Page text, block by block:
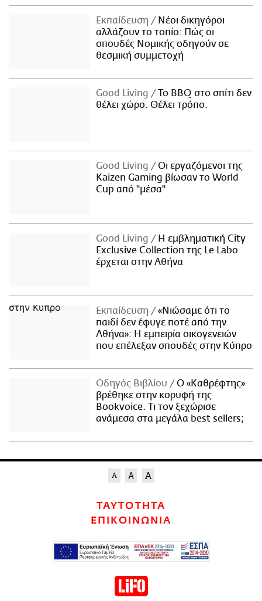
Εκπαίδευση
Νέοι δικηγόροι
αλλάζουν το τοπίο: Πώς οι
σπουδές Νομικής οδηγούν σε
θεσμική συμμετοχή
Good Living
Το BBQ στο σπίτι δεν
θέλει χώρο. Θέλει τρόπο.
Good Living
Οι εργαζόμενοι της
Kaizen Gaming βίωσαν το World
Cup από "μέσα"
Good Living
Η εμβληματική City
Exclusive Collection της Le Labo
έρχεται στην Αθήνα
Εκπαίδευση
«Νιώσαμε ότι το
παιδί δεν έφυγε ποτέ από την
Αθήνα»: Η εμπειρία οικογενειών
που επέλεξαν σπουδές στην Κύπρο
Οδηγός Βιβλίου
Ο «Καθρέφτης»
βρέθηκε στην κορυφή της
Bookvoice. Τι τον ξεχώρισε
ανάμεσα στα μεγάλα best sellers;
ΤΑΥΤΟΤΗΤΑ
ΕΠΙΚΟΙΝΩΝΙΑ